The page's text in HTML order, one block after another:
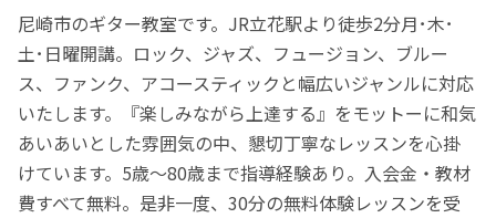
尼崎市のギター教室です。JR立花駅より徒歩2分月･木･
土･日曜開講。ロック、ジャズ、フュージョン、ブルー
ス、ファンク、アコースティックと幅広いジャンルに対応
いたします。『楽しみながら上達する』をモットーに和気
あいあいとした雰囲気の中、懇切丁寧なレッスンを心掛
けています。5歳～80歳まで指導経験あり。入会金・教材
費すべて無料。是非一度、30分の無料体験レッスンを受